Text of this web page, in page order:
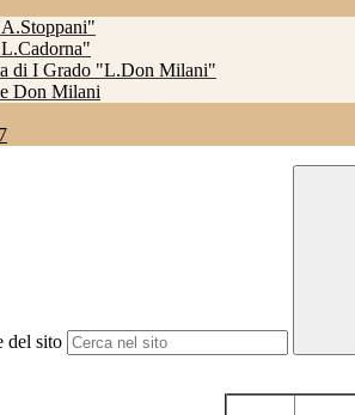
di I Grado "L.Don Milani"
Don Milani
del sito